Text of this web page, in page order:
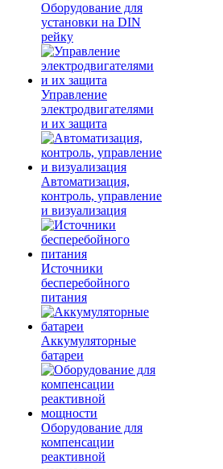
Оборудование для
установки на DIN
рейку
Управление
электродвигателями
и их защита
Автоматизация,
контроль, управление
и визуализация
Источники
бесперебойного
питания
Аккумуляторные
батареи
Оборудование для
компенсации
реактивной